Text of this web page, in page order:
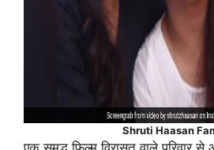
Shruti Haasan